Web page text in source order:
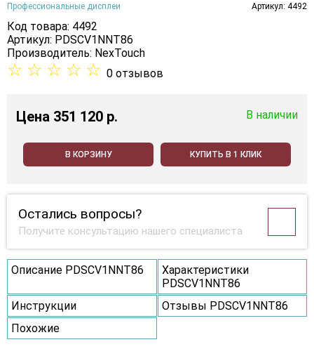
Профессиональные дисплеи Артикул: 4492
Код товара: 4492
Артикул: PDSCV1NNT86
Производитель: NexTouch
☆ ☆ ☆ ☆ ☆ 0 отзывов
Цена 351 120 p. В наличии
В КОРЗИНУ КУПИТЬ В 1 КЛИК
Остались вопросы?
Получите консультацию нашего специалиста
Описание PDSCV1NNT86
Характеристики
PDSCV1NNT86
Инструкции
Отзывы PDSCV1NNT86
Похожие